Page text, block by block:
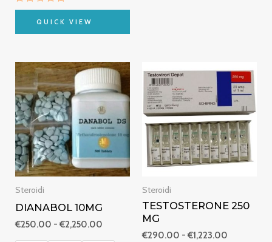
Valutato
5
QUICK VIEW
Steroidi
DIANABOL 10MG
€250.00 - €2,250.00
Fascia
di
prezzo:
da
€250.00
a
€2,250.00
Steroidi
TESTOSTERONE 250
MG
€290.00 - €1,223.00
di
prezzo:
da
€290.00
a
€1,223.00